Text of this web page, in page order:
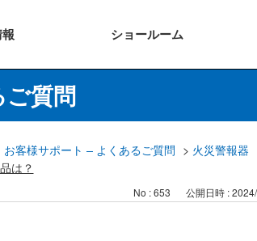
ショールーム
質問
お客様サポート – よくあるご質問 > 火災警報器
は？
No : 653 公開日時 :